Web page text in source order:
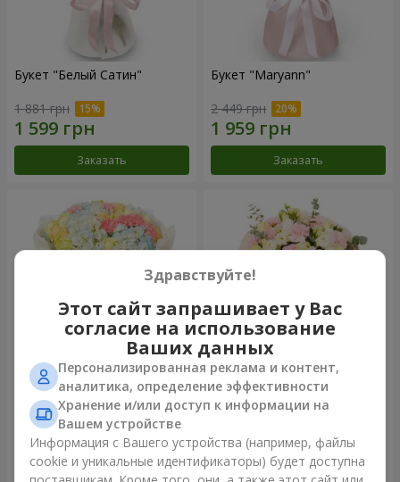
Букет "Белый Сатин"
1 881 грн
Заказать
Букет "Maryann"
2 449 грн
Заказать
Букет "Небесная лазурь"
5 229 грн
Заказать
Букет "Secret"
Заказать
Здравствуйте!
Этот сайт запрашивает у Вас
согласие на использование
Ваших данных
Персонализированная реклама и контент,
аналитика, определение эффективности
Хранение и/или доступ к информации на
Вашем устройстве
Информация с Вашего устройства (например, файлы
cookie и уникальные идентификаторы) будет доступна